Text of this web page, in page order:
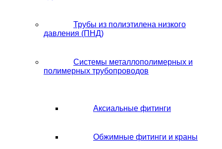
Трубы из полиэтилена низкого
давления (ПНД)
Системы металлополимерных и
полимерных трубопроводов
Аксиальные фитинги
Обжимные фитинги и краны